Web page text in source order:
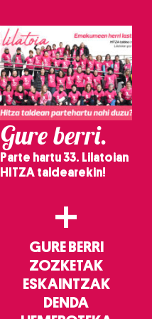
Gure berri.
Parte hartu 33. Lilatoian
HITZA taldearekin!
+
GURE BERRI
ZOZKETAK
ESKAINTZAK
DENDA